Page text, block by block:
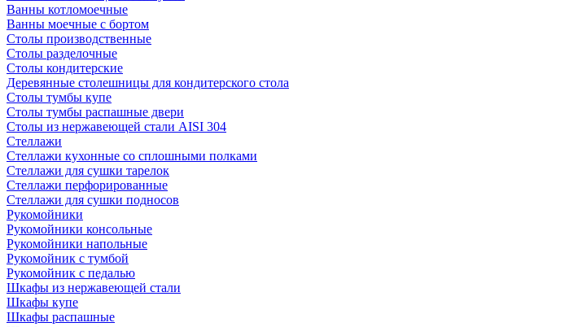
Ванны котломоечные
Ванны моечные с бортом
Столы производственные
Столы разделочные
Столы кондитерские
Деревянные столешницы для кондитерского стола
Столы тумбы купе
Столы тумбы распашные двери
Столы из нержавеющей стали AISI 304
Стеллажи
Стеллажи кухонные со сплошными полками
Стеллажи для сушки тарелок
Стеллажи перфорированные
Стеллажи для сушки подносов
Рукомойники
Рукомойники консольные
Рукомойники напольные
Рукомойник с тумбой
Рукомойник с педалью
Шкафы из нержавеющей стали
Шкафы купе
Шкафы распашные